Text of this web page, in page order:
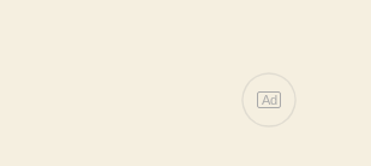
Ad